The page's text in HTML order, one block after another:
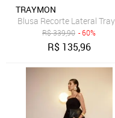
TRAYMON
Blusa Recorte Lateral
R$339,90 - 60%
R$ 135,96